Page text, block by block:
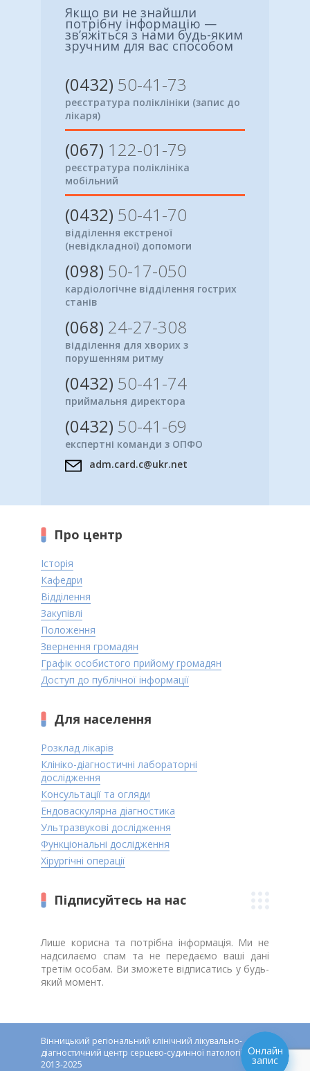
Якщо ви не знайшли
потрібну інформацію —
зв’яжіться з нами будь-яким
зручним для вас способом
(0432) 50-41-73
реєстратура поліклініки (запис до
лікаря)
(067) 122-01-79
реєстратура поліклініка
мобільний
(0432) 50-41-70
відділення екстреної
(невідкладної) допомоги
(098) 50-17-050
кардіологічне відділення гострих
станів
(068) 24-27-308
відділення для хворих з
порушенням ритму
(0432) 50-41-74
приймальня директора
(0432) 50-41-69
експертні команди з ОПФО
adm.card.c@ukr.net
Про центр
Історія
Кафедри
Відділення
Закупівлі
Положення
Звернення громадян
Графік особистого прийому громадян
Доступ до публічної інформації
Для населення
Розклад лікарів
Клініко-діагностичні лабораторні
дослідження
Консультації та огляди
Ендоваскулярна діагностика
Ультразвукові дослідження
Функціональні дослідження
Хірургічні операції
Підписуйтесь на нас
Лише корисна та потрібна інформація. Ми не
надсилаємо спам та не передаємо ваші дані
третім особам. Ви зможете відписатись у будь-
який момент.
Вінницький регіональний клінічний лікувально-
діагностичний центр серцево-судинної патології ©
2013-2025
Онлайн
запис